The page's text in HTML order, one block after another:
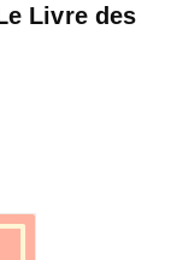
Livre des